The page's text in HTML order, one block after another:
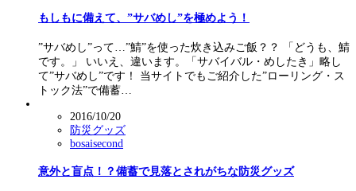
もしもに備えて、”サバめし”を極めよう！
”サバめし”って…”鯖”を使った炊き込みご飯？？ 「どうも、鯖
です。」 いいえ、違います。「サバイバル・めしたき」略し
て”サバめし”です！ 当サイトでもご紹介した”ローリング・ス
トック法”で備蓄…
2016/10/20
防災グッズ
bosaisecond
意外と盲点！？備蓄で見落とされがちな防災グッズ